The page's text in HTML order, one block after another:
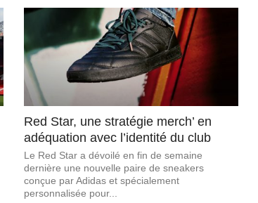
Red Star, une stratégie merch’ en
adéquation avec l’identité du club
Le Red Star a dévoilé en fin de semaine
dernière une nouvelle paire de sneakers
conçue par Adidas et spécialement
personnalisée pour...